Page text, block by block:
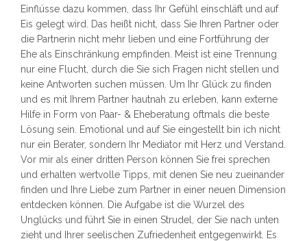
Einflüsse dazu kommen, dass Ihr Gefühl einschläft und auf
Eis gelegt wird. Das heißt nicht, dass Sie Ihren Partner oder
die Partnerin nicht mehr lieben und eine Fortführung der
Ehe als Einschränkung empfinden. Meist ist eine Trennung
nur eine Flucht, durch die Sie sich Fragen nicht stellen und
keine Antworten suchen müssen. Um Ihr Glück zu finden
und es mit Ihrem Partner hautnah zu erleben, kann externe
Hilfe in Form von Paar- & Eheberatung oftmals die beste
Lösung sein. Emotional und auf Sie eingestellt bin ich nicht
nur ein Berater, sondern Ihr Mediator mit Herz und Verstand.
Vor mir als einer dritten Person können Sie frei sprechen
und erhalten wertvolle Tipps, mit denen Sie neu zueinander
finden und Ihre Liebe zum Partner in einer neuen Dimension
entdecken können. Die Aufgabe ist die Wurzel des
Unglücks und führt Sie in einen Strudel, der Sie nach unten
zieht und Ihrer seelischen Zufriedenheit entgegenwirkt. Es